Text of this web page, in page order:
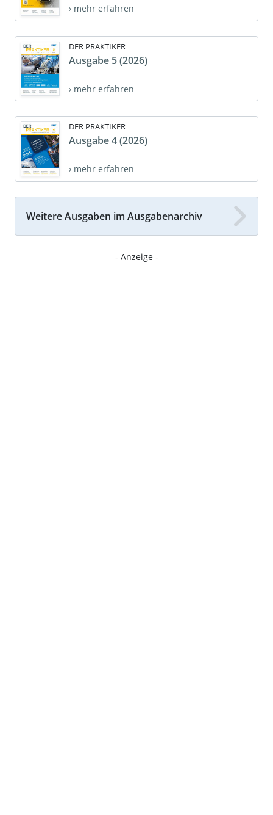
› mehr erfahren
DER PRAKTIKER
Ausgabe 5 (2026)
› mehr erfahren
DER PRAKTIKER
Ausgabe 4 (2026)
› mehr erfahren
Weitere Ausgaben im Ausgabenarchiv
- Anzeige -